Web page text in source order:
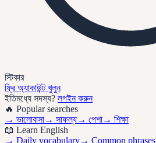
স্টিকার
ফ্রি অ্যাকাউন্ট খুলুন
ইতিমধ্যে সদস্য? লগইন করুন
🔥 Popular searches
→ ভালোবাসা→ সাফল্য→ পেশা→ শিক্ষা
📖 Learn English
→ Daily vocabulary→ Common phrases